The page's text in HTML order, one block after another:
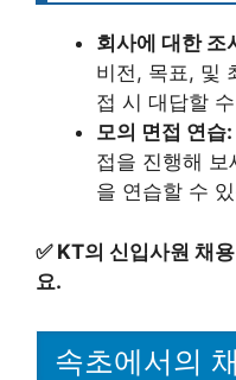
회사에 대한 조
비전, 목표, 및
접 시 대답할
모의 면접 연습:
접을 진행해 보
을 연습할 수
✅ KT의 신입사원 채
요.
속초에서의